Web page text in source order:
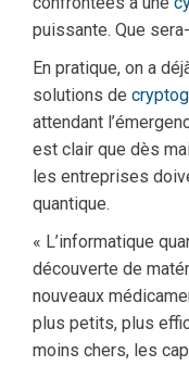
puissante. Que
En pratique, on a
solutions de
attendant
est clair que dès
les entreprises
quantique.
« L’informatique
découverte de
nouveaux
plus petits, plus
moins chers, les